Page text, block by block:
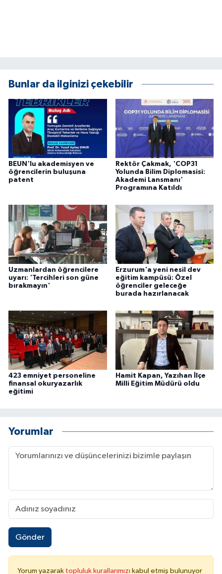
Bunlar da ilginizi çekebilir
BEUN'lu akademisyen ve
öğrencilerin buluşuna
patent
Rektör Çakmak, 'COP31
Yolunda Bilim Diplomasisi:
Akademi Lansmanı'
Programına Katıldı
Uzmanlardan öğrencilere
uyarı: 'Tercihleri son güne
bırakmayın'
Erzurum'a yeni nesil dev
eğitim kampüsü: Özel
öğrenciler geleceğe
burada hazırlanacak
423 emniyet personeline
finansal okuryazarlık
eğitimi
Hamit Kapan, Yazıhan İlçe
Milli Eğitim Müdürü oldu
Yorumlar
Gönder
Yorum yazarak topluluk kurallarımızı kabul etmiş bulunuyor